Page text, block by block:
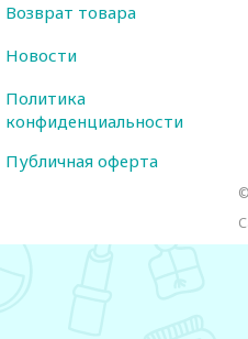
Возврат товара
Новости
Политика
конфиденциальности
Публичная оферта